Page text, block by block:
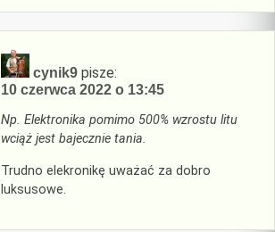
cynik9 pisze:
10 czerwca 2022 o 13:45
Np. Elektronika pomimo 500% wzrostu litu
wciąż jest bajecznie tania.
Trudno elekronikę uważać za dobro
luksusowe.